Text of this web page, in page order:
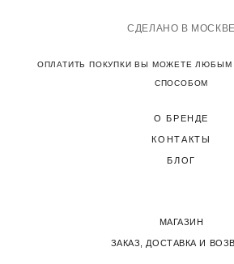
СДЕЛАНО В МОСКВЕ
ОПЛАТИТЬ ПОКУПКИ ВЫ МОЖЕТЕ
СПОСОБОМ
О БРЕНДЕ
КОНТАКТЫ
БЛОГ
МАГАЗИН
ЗАКАЗ, ДОСТАВКА И